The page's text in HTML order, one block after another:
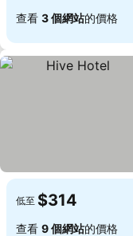
查看 3 個網站的價格
低至 $314
查看 9 個網站的價格